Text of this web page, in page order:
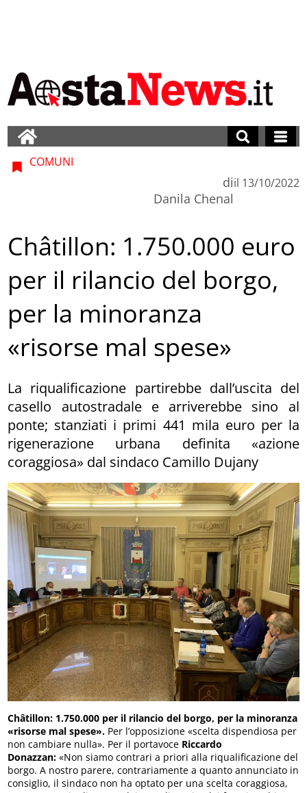
COMUNI
di
Danila Chenal
il 13/10/2022
Châtillon: 1.750.000 euro
per il rilancio del borgo,
per la minoranza
«risorse mal spese»
La riqualificazione partirebbe dall’uscita del
casello autostradale e arriverebbe sino al
ponte; stanziati i primi 441 mila euro per la
rigenerazione urbana definita «azione
coraggiosa» dal sindaco Camillo Dujany
Châtillon: 1.750.000 per il rilancio del borgo, per la minoranza
«risorse mal spese». Per l’opposizione «scelta dispendiosa per
non cambiare nulla». Per il portavoce Riccardo
Donazzan:«Non siamo contrari a priori alla riqualificazione del
borgo. A nostro parere, contrariamente a quanto annunciato in
consiglio, il sindaco non ha optato per una scelta coraggiosa,